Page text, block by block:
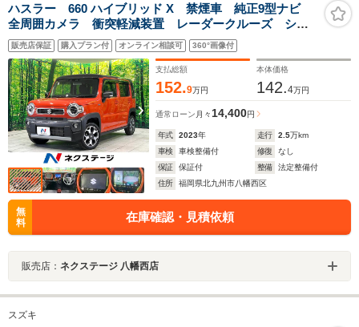
ハスラー 660 ハイブリッド X 禁煙車 純正9型ナビ
全周囲カメラ 衝突軽減装置 レーダークルーズ シー
トヒーター LEDヘッド クリアランスソナー 純正15
インチアルミ オートエアコン オートライト ステア
リングスイッチ DVD
販売店保証 購入プラン付 オンライン相談可 360°画像付
支払総額
152.9万円
本体価格
142.4万円
通常ローン 月々 14,400円
年式 2023年 走行 2.5万km
車検
車検整備付 修復
なし
保証
保証付 整備
法定整備付
住所
福岡県北九州市八幡西区
無
料
在庫確認・見積依頼
販売店： ネクステージ 八幡西店
スズキ